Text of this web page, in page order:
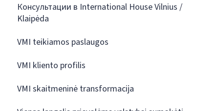
Консультации в International House Vilnius /
Klaipėda
VMI teikiamos paslaugos
VMI kliento profilis
VMI skaitmeninė transformacija